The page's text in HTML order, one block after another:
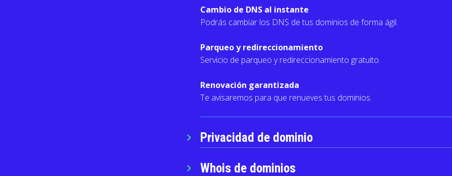
Cambio de DNS al instante
Podrás cambiar los DNS de tus dominios de forma ágil.
Parqueo y redireccionamiento
Servicio de parqueo y redireccionamiento gratuito.
Renovación garantizada
Te avisaremos para que renueves tus dominios.
chevron_right Privacidad de dominio
chevron_right Whois de dominios